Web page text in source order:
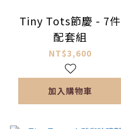
Tiny Tots節慶 - 7件
配套組
NT$3,600
加入購物車